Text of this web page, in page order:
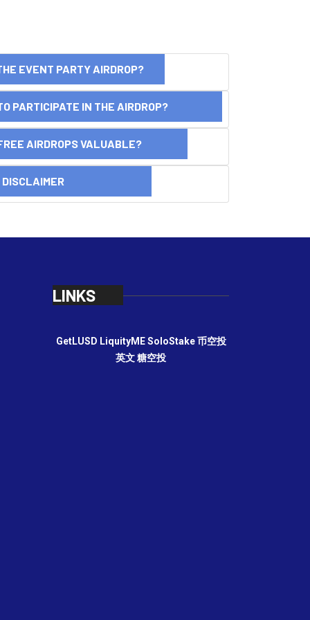
EVENT PARTY AIRDROP?
PARTICIPATE IN THE AIRDROP?
AIRDROPS VALUABLE?
LINKS
GetLUSD LiquityME SoloStake 币空投
英文糖空投